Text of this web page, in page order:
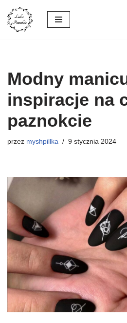
Przejdź
Modny
inspiracje na
paznokcie
przez myshpillka 9 stycznia 2024